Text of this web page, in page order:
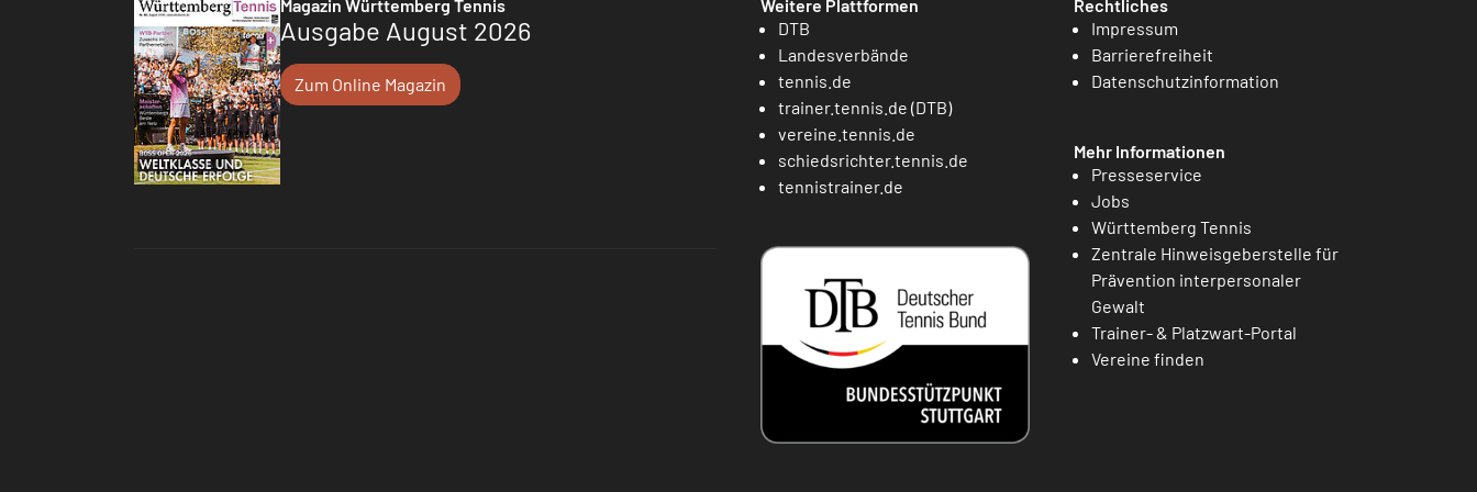
Magazin Württemberg Tennis
Ausgabe August 2026
Zum Online Magazin
Weitere Plattformen
DTB
Landesverbände
tennis.de
trainer.tennis.de (DTB)
vereine.tennis.de
schiedsrichter.tennis.de
tennistrainer.de
Rechtliches
Impressum
Barrierefreiheit
Datenschutzinformation
Mehr Informationen
Presseservice
Jobs
Württemberg Tennis
Zentrale Hinweisgeberstelle für
Prävention interpersonaler
Gewalt
Trainer- & Platzwart-Portal
Vereine finden